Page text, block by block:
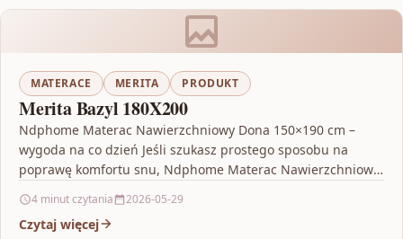
MATERACE MERITA PRODUKT
Merita Bazyl 180X200
Ndphome Materac Nawierzchniowy Dona 150×190 cm –
wygoda na co dzień Jeśli szukasz prostego sposobu na
poprawę komfortu snu, Ndphome Materac Nawierzchniowy
4 minut czytania 2026-05-29
Czytaj więcej